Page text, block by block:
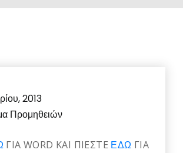
2013
Προμηθειών
ΓΙΑ WORD ΚΑΙ ΠΙΕΣΤΕ ΕΔΩ ΓΙΑ